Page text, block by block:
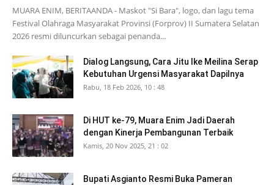
MUARA ENIM, BERITAANDA - Maskot "Si Bara", logo, dan lagu tema
Festival Olahraga Masyarakat Provinsi (Forprov) II Sumatera Selatan
2026 resmi diluncurkan sebagai penanda...
Dialog Langsung, Cara Jitu Ike Meilina Serap
Kebutuhan Urgensi Masyarakat Dapilnya
Rabu, 18 Feb 2026, 10 : 48
Di HUT ke-79, Muara Enim Jadi Daerah
dengan Kinerja Pembangunan Terbaik
Kamis, 20 Nov 2025, 21 : 02
Bupati Asgianto Resmi Buka Pameran